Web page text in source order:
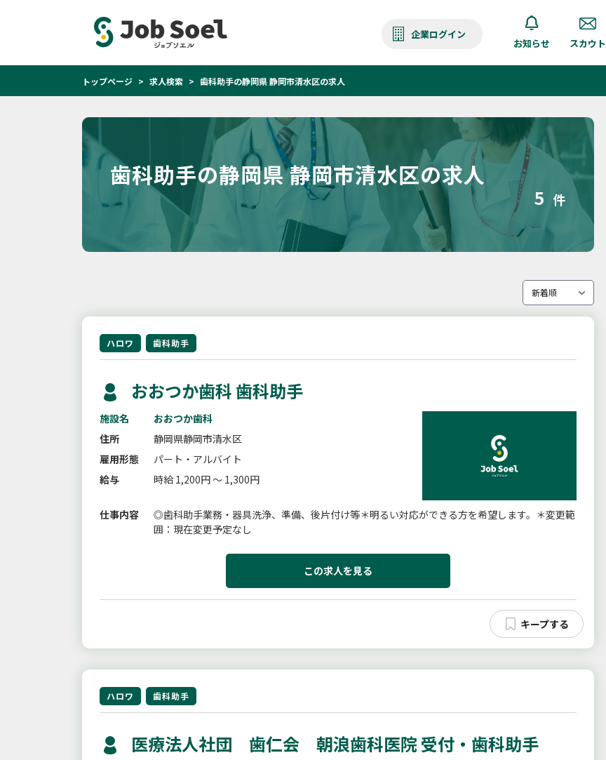
企業ログイン
お知らせ スカウト
トップページ 求人検索 歯科助手の静岡県 静岡市清水区の求人
歯科助手の静岡県 静岡市清水区の求人
5 件
ハロワ 歯科助手
おおつか歯科 歯科助手
施設名
おおつか歯科
住所
静岡県静岡市清水区
雇用形態
パート・アルバイト
給与
時給 1,200円 ～ 1,300円
仕事内容
◎歯科助手業務・器具洗浄、準備、後片付け等＊明るい対応ができる方を希望します。＊変更範
囲：現在変更予定なし
この求人を見る
ハロワ 歯科助手
医療法人社団 歯仁会 朝浪歯科医院 受付・歯科助手